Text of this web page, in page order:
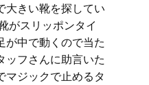
大きい靴を探してい
がスリッポンタイ
が中で動くので当た
ッフさんに助言いた
マジックで止めるタ